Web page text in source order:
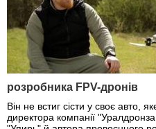
розробника FPV-дронів
Він не встиг сісти у своє авто,
директора компанії